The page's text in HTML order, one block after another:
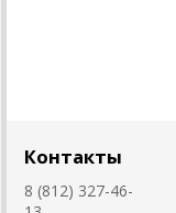
Контакты
8 (812) 327-46-